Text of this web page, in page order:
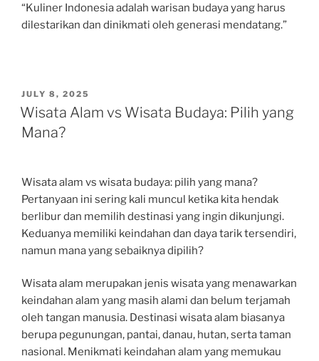
“Kuliner Indonesia adalah warisan budaya yang harus
dilestarikan dan dinikmati oleh generasi mendatang.”
POSTED
ON
JULY 8, 2025
Wisata Alam vs Wisata Budaya: Pilih yang
Mana?
Wisata alam vs wisata budaya: pilih yang mana?
Pertanyaan ini sering kali muncul ketika kita hendak
berlibur dan memilih destinasi yang ingin dikunjungi.
Keduanya memiliki keindahan dan daya tarik tersendiri,
namun mana yang sebaiknya dipilih?
Wisata alam merupakan jenis wisata yang menawarkan
keindahan alam yang masih alami dan belum terjamah
oleh tangan manusia. Destinasi wisata alam biasanya
berupa pegunungan, pantai, danau, hutan, serta taman
nasional. Menikmati keindahan alam yang memukau